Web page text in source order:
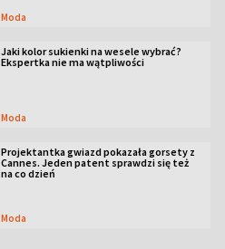
Moda
Jaki kolor sukienki na wesele wybrać?
Ekspertka nie ma wątpliwości
Moda
Projektantka gwiazd pokazała gorsety z
Cannes. Jeden patent sprawdzi się też
na co dzień
Moda